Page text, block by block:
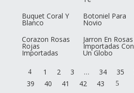
Buquet Coral Y
Blanco
Botoniel Para
Novio
Corazon Rosas
Rojas
Importadas
Jarron En Rosas
Importadas Con
Un Globo
4 1 2 3 … 34 35
39
40 41 42 43 5